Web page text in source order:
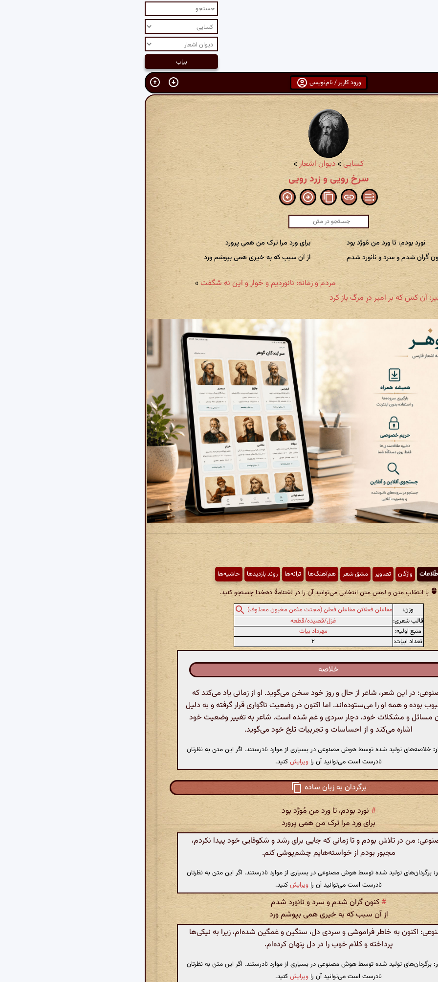
ورود کاربر / نام‌نویسی
کسایی» دیوان اشعار»
سرخ رویی و زرد رویی
نورد بودم، تا ورد من مُورَّد بود
برای ورد مرا ترک من همی پرورد
گران شدم و سرد و نانورد شدم
از آن سبب که به خیری همی بپوشم ورد
مردم و زمانه: نانوردیم و خوار و این نه شگفت»
آن کس که بر امیر درِ مرگ باز کرد
واژگان تصاویر مشق شعر هم‌آهنگ‌ها ترانه‌ها روند بازدیدها حاشیه‌ها
با انتخاب متن و لمس متن انتخابی می‌توانید آن را در لغتنامهٔ دهخدا جستجو کنید.
وزن:
مفاعلن فعلاتن مفاعلن فعلن (مجتث مثمن مخبون محذوف)
قالب شعری:
غزل/قصیده/قطعه
منبع اولیه:
مهرداد بیات
تعداد ابیات:
۲
خلاصه
در این شعر، شاعر از حال و روز خود سخن می‌گوید. او از زمانی یاد می‌کند که
بوده و همه او را می‌ستوده‌اند. اما اکنون در وضعیت ناگواری قرار گرفته و به دلیل
مسائل و مشکلات خود، دچار سردی و غم شده است. شاعر به تغییر وضعیت خود
اشاره می‌کند و از احساسات و تجربیات تلخ خود می‌گوید.
خلاصه‌های تولید شده توسط هوش مصنوعی در بسیاری از موارد نادرستند. اگر این متن به نظرتان
نادرست است می‌توانید آن را ویرایشکنید.
برگردان به زبان ساده
# نورد بودم، تا ورد من مُورَّد بود
برای ورد مرا ترک من همی پرورد
من در تلاش بودم و تا زمانی که جایی برای رشد و شکوفایی خود پیدا نکردم،
مجبور بودم از خواسته‌هایم چشم‌پوشی کنم.
برگردان‌های تولید شده توسط هوش مصنوعی در بسیاری از موارد نادرستند. اگر این متن به نظرتان
نادرست است می‌توانید آن را ویرایشکنید.
# کنون گران شدم و سرد و نانورد شدم
از آن سبب که به خیری همی بپوشم ورد
اکنون به خاطر فراموشی و سردی دل، سنگین و غمگین شده‌ام، زیرا به نیکی‌ها
پرداخته و کلام خوب را در دل پنهان کرده‌ام.
برگردان‌های تولید شده توسط هوش مصنوعی در بسیاری از موارد نادرستند. اگر این متن به نظرتان
نادرست است می‌توانید آن را ویرایشکنید.